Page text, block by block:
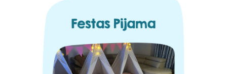
NOTÍCIAS
CONTACTOS